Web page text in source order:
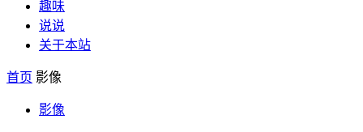
趣味
说说
关于本站
首页 影像
影像